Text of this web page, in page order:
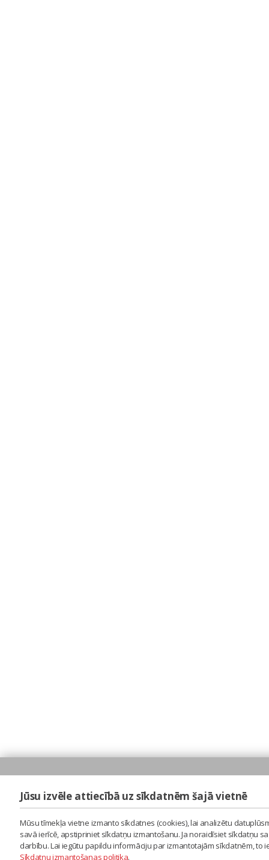
Jūsu izvēle attiecībā uz sīkdatnēm šajā vietnē
Mūsu tīmekļa vietne izmanto sīkdatnes (cookies), lai analizētu
savā ierīcē, apstipriniet sīkdatņu izmantošanu. Ja noraidīsiet sīkdatņu
darbību. Lai iegūtu papildu informāciju par izmantotajām sīkdatnēm,
Sīkdatņu izmantošanas politika.